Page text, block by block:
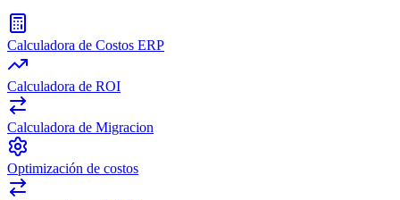
Calculadora de Costos ERP
Calculadora de ROI
Calculadora de Migracion
Optimización de costos